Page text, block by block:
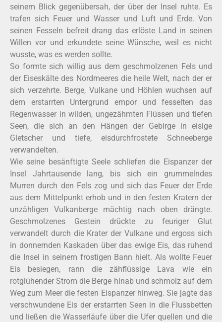
seinem Blick gegenübersah, der über der Insel ruhte. Es
trafen sich Feuer und Wasser und Luft und Erde. Von
seinen Fesseln befreit drang das erlöste Land in seinen
Willen vor und erkundete seine Wünsche, weil es nicht
wusste, was es werden sollte.
So formte sich willig aus dem geschmolzenen Fels und
der Eiseskälte des Nordmeeres die heile Welt, nach der er
sich verzehrte. Berge, Vulkane und Höhlen wuchsen auf
dem erstarrten Untergrund empor und fesselten das
Regenwasser in wilden, ungezähmten Flüssen und tiefen
Seen, die sich an den Hängen der Gebirge in eisige
Gletscher und tiefe, eisdurchfrostete Schneeberge
verwandelten.
Wie seine besänftigte Seele schliefen die Eispanzer der
Insel Jahrtausende lang, bis sich ein grummelndes
Murren durch den Fels zog und sich das Feuer der Erde
aus dem Mittelpunkt erhob und in den festen Kratern der
unzähligen Vulkanberge mächtig nach oben drängte.
Geschmolzenes Gestein drückte zu feuriger Glut
verwandelt durch die Krater der Vulkane und ergoss sich
in donnernden Kaskaden über das ewige Eis, das ruhend
die Insel in seinem frostigen Bann hielt. Als wollte Feuer
Eis besiegen, rann die zähflüssige Lava wie ein
rotglühender Strom die Berge hinab und schmolz auf dem
Weg zum Meer die festen Eispanzer hinweg. Sie jagte das
verschwundene Eis der erstarrten Seen in die Flussbetten
und ließen die Wasserläufe über die Ufer quellen und die